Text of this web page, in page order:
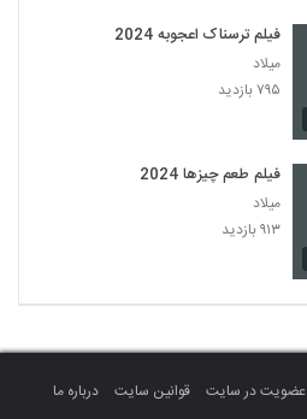
فیلم ترسناک اعجوبه 2024
میلاد
۷۹۵ بازدید
فیلم طعم چیزها 2024
میلاد
۹۱۳ بازدید
عضویت در سایت قوانین سایت
درباره ما